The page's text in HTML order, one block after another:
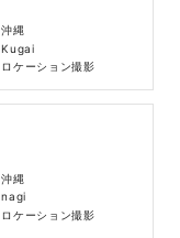
沖縄
Kugai
ロケーション撮影
沖縄
nagi
ロケーション撮影